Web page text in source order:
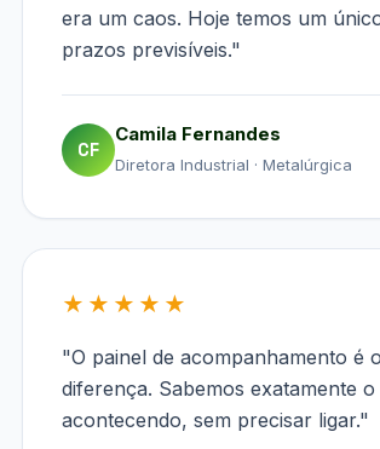
era um caos. Hoje temos um
prazos previsíveis."
CF
Camila Fernandes
Diretora Industrial · Metalúrgica
★★★★★
"O painel de acompanhamento é
diferença. Sabemos exatamente o
acontecendo, sem precisar ligar."